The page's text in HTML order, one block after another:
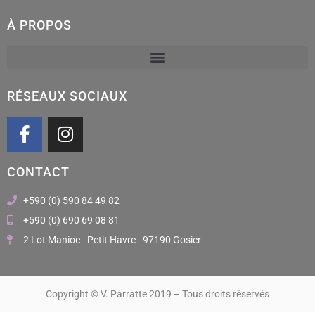
À PROPOS
RÉSEAUX SOCIAUX
F
a
e
b
o
o
k
I
n
t
a
g
r
a
CONTACT
+590 (0) 590 84 49 82
+590 (0) 690 69 08 81
2 Lot Manioc - Petit Havre - 97190 Gosier
Copyright © V. Parratte 2019 – Tous droits réservés